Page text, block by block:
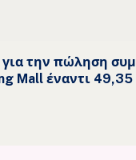
την πώληση
Mall έναντι